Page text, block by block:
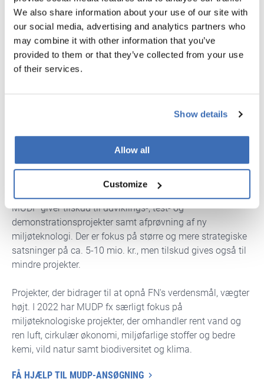
We also share information about your use of our site with
our social media, advertising and analytics partners who
may combine it with other information that you’ve
provided to them or that they’ve collected from your use
of their services.
Show details
Allow all
Customize
FÅ HJÆLP TIL EUDP-ANSØGNING
MUDP giver tilskud til udviklings-, test- og
demonstrationsprojekter samt afprøvning af ny
miljøteknologi. Der er fokus på større og mere strategiske
satsninger på ca. 5-10 mio. kr., men tilskud gives også til
mindre projekter.
Projekter, der bidrager til at opnå FN's verdensmål, vægter
højt. I 2022 har MUDP fx særligt fokus på
miljøteknologiske projekter, der omhandler rent vand og
ren luft, cirkulær økonomi, miljøfarlige stoffer og bedre
kemi, vild natur samt biodiversitet og klima.
FÅ HJÆLP TIL MUDP-ANSØGNING